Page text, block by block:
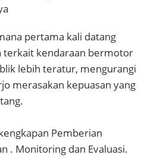
pertama kali datang
terkait kendaraan bermotor
lebih teratur, mengurangi
merasakan kepuasan yang
Pemberian
. Monitoring dan Evaluasi.